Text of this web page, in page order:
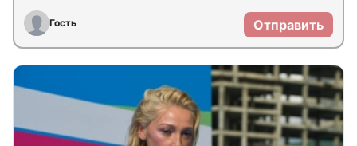
Гость Отправить